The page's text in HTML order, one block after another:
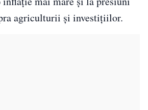
agriculturii și investițiilor.